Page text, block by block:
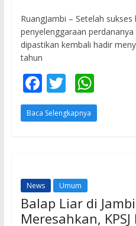
RuangJambi – Setelah sukses
penyelenggaraan perdananya
dipastikan kembali hadir
tahun
F
ac
e
o
k
T
w
itt
W
h
at
p
Baca Selengkapnya
News Umum
Balap Liar di
Meresahkan,